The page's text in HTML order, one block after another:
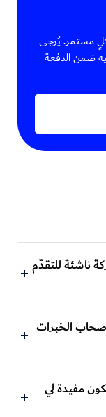
مستمر. يُرجى
فيه ضمن الدفعة
ناشئة للتقدّم
الخبرات
مفيدة لي